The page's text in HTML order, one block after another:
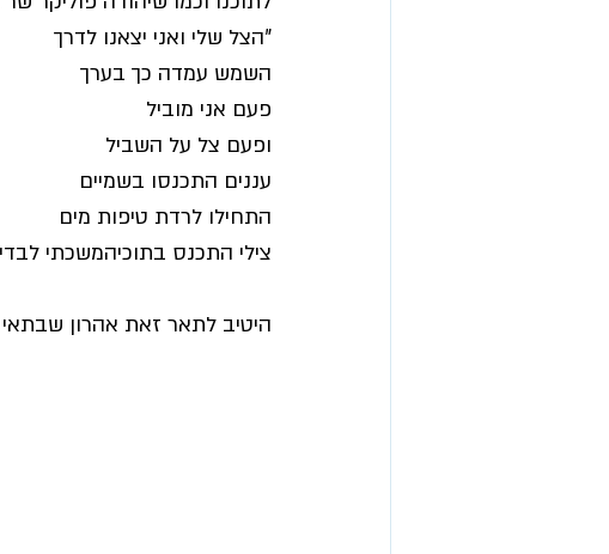
"הצל שלי ואני יצאנו לדרך
השמש עמדה כך בערך
פעם אני מוביל
ופעם צל על השביל
עננים התכנסו בשמיים
התחילו לרדת טיפות מים
צילי התכנס בתוכיהמשכתי
היטיב לתאר זאת אהרון